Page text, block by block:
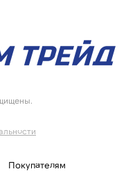
Покупателям